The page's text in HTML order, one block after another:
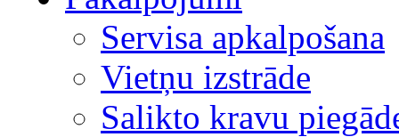
Servisa apkalpošana
Vietņu izstrāde
Salikto kravu